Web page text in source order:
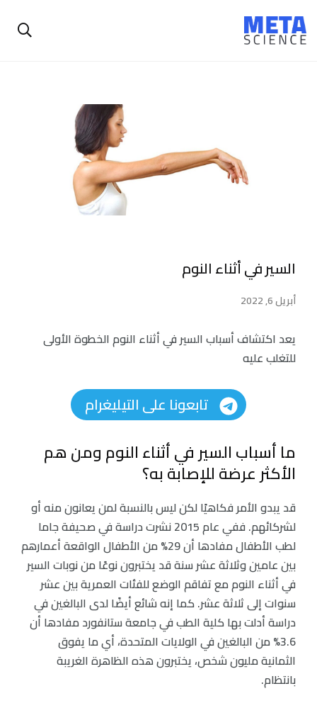
السير في أثناء النوم
أبريل 6, 2022
يعد اكتشاف أسباب السير في أثناء النوم الخطوة الأولى
للتغلب عليه
تابعونا على التيليغرام
ما أسباب السير في أثناء النوم ومن هم
الأكثر عرضة للإصابة به؟
قد يبدو الأمر فكاهيًا لكن ليس بالنسبة لمن يعانون منه أو
لشركائهم. ففي عام 2015 نشرت دراسة في صحيفة جاما
لطب الأطفال مفادها أن 29% من الأطفال الواقعة أعمارهم
بين عامين وثلاثة عشر سنة قد يختبرون نوعًا من نوبات السير
في أثناء النوم مع تفاقم الوضع للفئات العمرية بين عشر
سنوات إلى ثلاثة عشر. كما إنه شائع أيضًا لدى البالغين في
دراسة أدلت بها كلية الطب في جامعة ستانفورد مفادها أن
3.6% من البالغين في الولايات المتحدة، أي ما يفوق
الثمانية مليون شخص، يختبرون هذه الظاهرة الغريبة
بانتظام.